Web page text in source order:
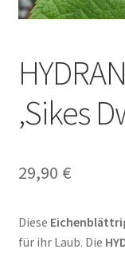
‚Sikes
29,90 €
Diese
für ihr Laub. Die